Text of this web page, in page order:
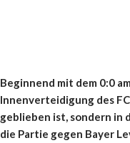
Beginnend mit dem 0:0
Innenverteidigung des
geblieben ist, sondern in
die Partie gegen Bayer